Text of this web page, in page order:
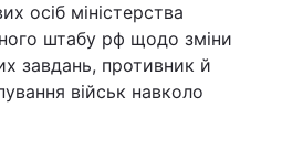
осіб міністерства
штабу рф щодо зміни
завдань, противник й
військ навколо